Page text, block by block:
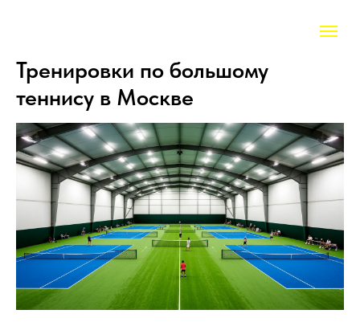
Тренировки по большому
теннису в Москве